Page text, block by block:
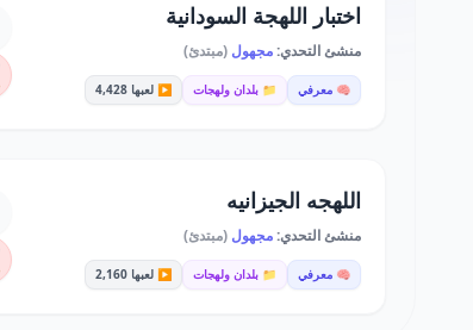
اختبار اللهجة السودانية
منشئ التحدي:مجهول (مبتدئ)
🧠 معرفي 📁 بلدان ولهجات ▶️ لعبها 4,428
اللهجه الجيزانيه
منشئ التحدي:مجهول (مبتدئ)
🧠 معرفي 📁 بلدان ولهجات ▶️ لعبها 2,160